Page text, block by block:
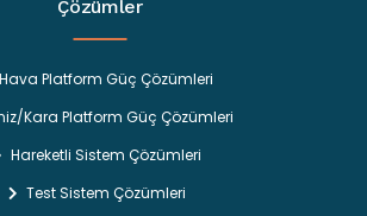
Çözümler
Hava Platform Güç Çözümleri
Kara Platform Güç Çözümleri
Hareketli Sistem Çözümleri
Test Sistem Çözümleri